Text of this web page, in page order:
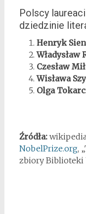
Polscy
dziedzinie
Henryk
Władysław
Czesław
Wisława
Olga
Źródła:
NobelPrize.org,
zbiory Biblioteki